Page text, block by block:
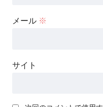
メール ※
サイト